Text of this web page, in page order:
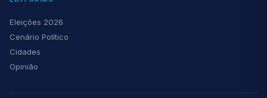
Eleições 2026
Cenário Político
Cidades
Opinião